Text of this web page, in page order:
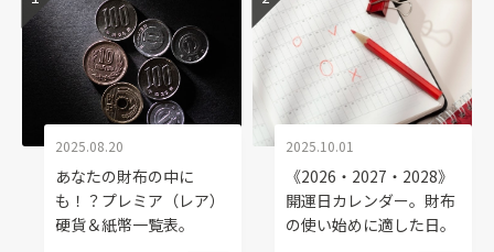
2025.08.20
あなたの財布の中に
も！？プレミア（レア）
硬貨＆紙幣一覧表。
2025.10.01
《2026・2027・2028》
開運日カレンダー。財布
の使い始めに適した日。